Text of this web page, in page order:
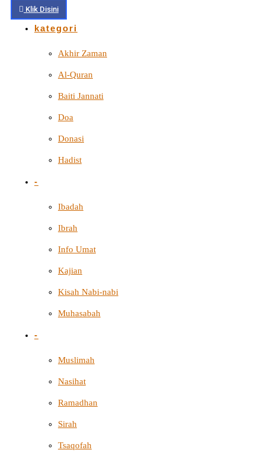
Klik Disini
kategori
Akhir Zaman
Al-Quran
Baiti Jannati
Doa
Donasi
Hadist
-
Ibadah
Ibrah
Info Umat
Kajian
Kisah Nabi-nabi
Muhasabah
-
Muslimah
Nasihat
Ramadhan
Sirah
Tsaqofah